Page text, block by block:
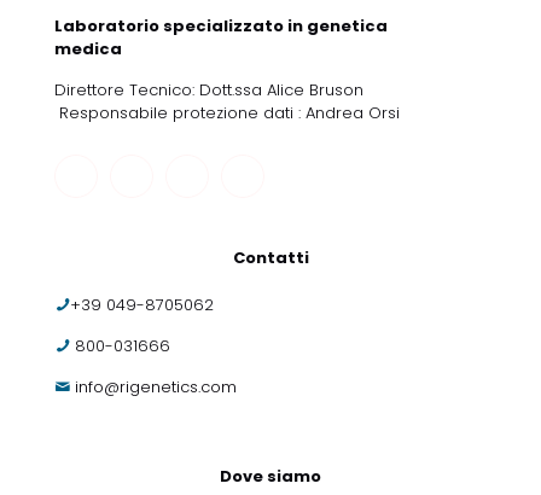
Laboratorio specializzato in genetica
medica
Direttore Tecnico: Dott.ssa Alice Bruson
Responsabile protezione dati : Andrea Orsi
Contatti
+39 049-8705062
800-031666
info@rigenetics.com
Dove siamo